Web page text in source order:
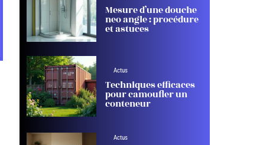
Mesure d’une douche
neo angle : procédure
et astuces
Actus
Techniques efficaces
pour camoufler un
conteneur
Actus